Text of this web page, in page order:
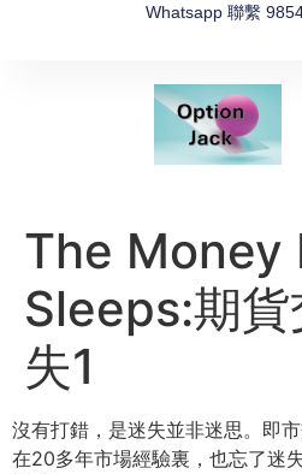
Whatsapp 聯繫
The Money
Sleeps:期貨
失1
沒有打錯，是迷失並非迷思。即
在20多年市場經驗裏，也忘了迷